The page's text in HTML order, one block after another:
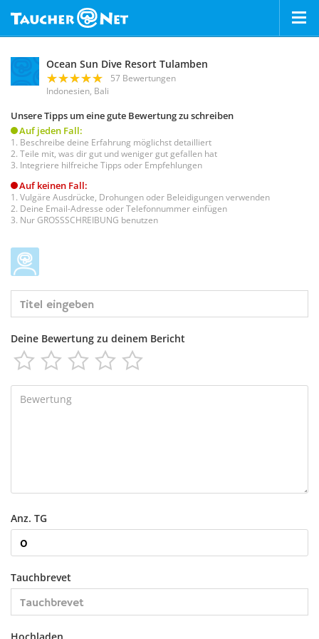
Ocean Sun Dive Resort Tulamben
57 Bewertungen
Indonesien, Bali
Unsere Tipps um eine gute Bewertung zu schreiben
Auf jeden Fall:
Beschreibe deine Erfahrung möglichst detailliert
Teile mit, was dir gut und weniger gut gefallen hat
Integriere hilfreiche Tipps oder Empfehlungen
Auf keinen Fall:
Vulgäre Ausdrücke, Drohungen oder Beleidigungen verwenden
Deine Email-Adresse oder Telefonnummer einfügen
Nur GROSSSCHREIBUNG benutzen
Deine Bewertung zu deinem Bericht
    
Anz. TG
Tauchbrevet